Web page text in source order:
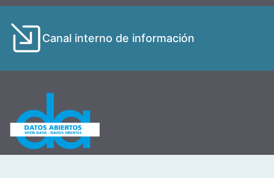
Canal interno de información